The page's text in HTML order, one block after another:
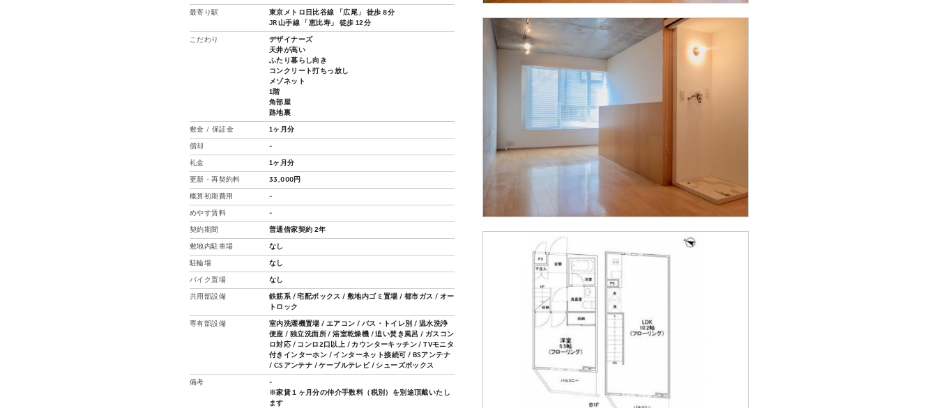
最寄り駅
東京メトロ日比谷線 「広尾」 徒歩 8分
JR山手線 「恵比寿」 徒歩 12分
こだわり
デザイナーズ
天井が高い
ふたり暮らし向き
コンクリート打ちっ放し
メゾネット
1階
角部屋
路地裏
敷金 / 保証金 1ヶ月分
償却 -
礼金 1ヶ月分
更新・再契約料 33,000円
概算初期費用 -
めやす賃料 -
契約期間 普通借家契約 2年
敷地内駐車場 なし
駐輪場 なし
バイク置場 なし
共用部設備
鉄筋系 / 宅配ボックス / 敷地内ゴミ置場 / 都市ガス / オー
トロック
専有部設備
室内洗濯機置場 / エアコン / バス・トイレ別 / 温水洗浄
便座 / 独立洗面所 / 浴室乾燥機 / 追い焚き風呂 / ガスコン
ロ対応 / コンロ2口以上 / カウンターキッチン / TVモニタ
付きインターホン / インターネット接続可 / BSアンテナ
/ CSアンテナ / ケーブルテレビ / シューズボックス
備考
-
※家賃１ヶ月分の仲介手数料（税別）を別途頂戴いたし
ます